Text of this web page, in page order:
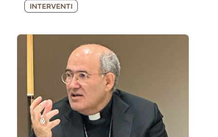
INTERVENTI